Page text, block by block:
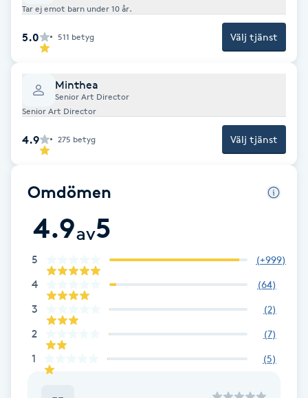
Extensions
Extensions borttagning
Eyeliner-tatuering
Face framing
Fet hårbotten
Fettreducering
Fibromassage
Fillers
Fotmassage
Tar ej emot barn under 10 år.
5.0 511 betyg Välj tjänst
Minthea
Senior Art Director
Senior Art Director
4.9 275 betyg Välj tjänst
Omdömen
4.9av5
5 (+999)
4 (64)
3 (2)
2 (7)
1 (5)